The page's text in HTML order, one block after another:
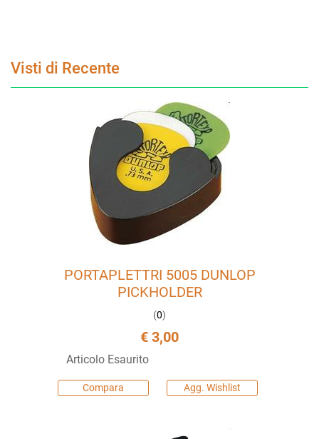
Visti di Recente
PORTAPLETTRI 5005 DUNLOP
PICKHOLDER
(0)
€ 3,00
Articolo Esaurito
Compara Agg. Wishlist